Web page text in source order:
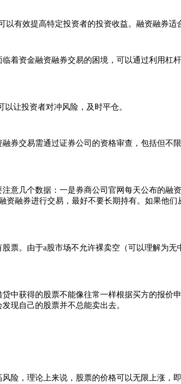
有效提高特定投资者的投资收益。融资融券适
资金融资融券交易的困境，可以通过利用杠
让投资者对冲风险，及时平仓。
交易需通过证券公司的资格审查，包括但不限
几个数据：一是券商公司官网每天公布的融
融券进行交易，最好不要长期持有。如果他
。由于a股市场不允许裸卖空（可以理解为无
获得的股票不能像往常一样根据买方的报价
现自己的股票并不总能卖出去。
，理论上来说，股票的价格可以无限上涨，即